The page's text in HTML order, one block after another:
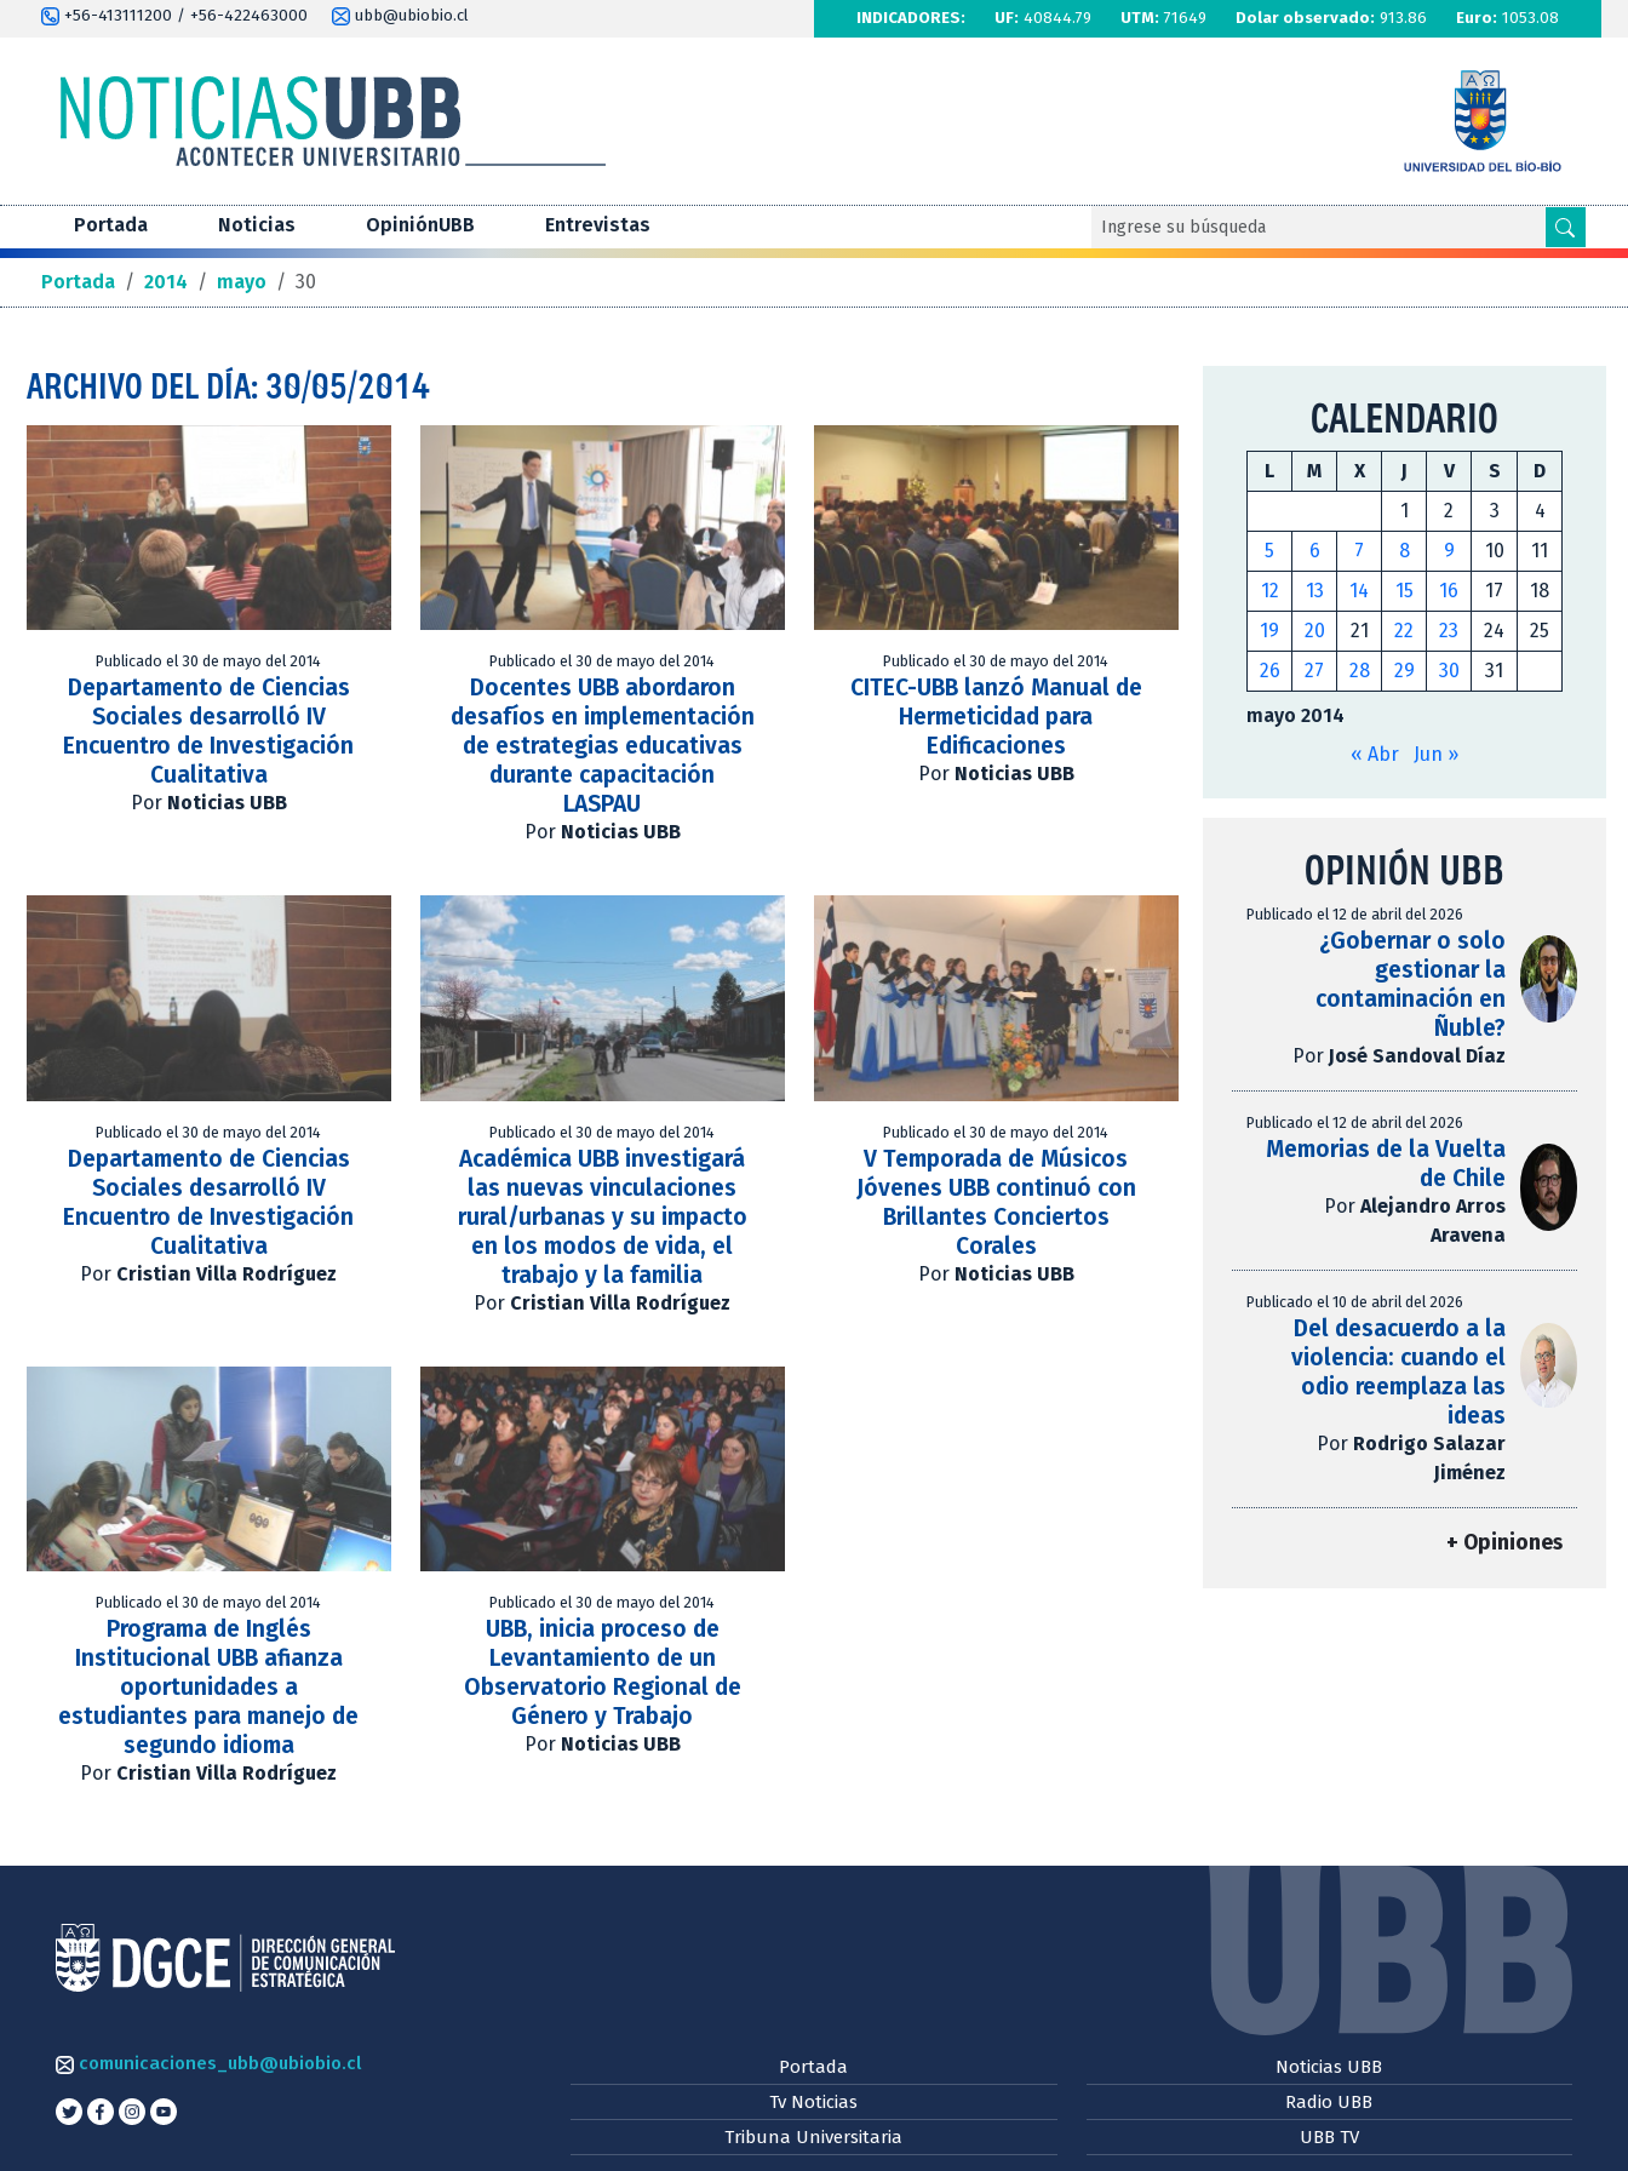
+56-413111200 / +56-422463000 ubb@ubiobio.cl INDICADORES: UF: 40844.79 UTM: 71649 Dolar observado: 913.86 Euro: 1053.08
Portada Noticias OpiniónUBB Entrevistas
Portada / 2014 / mayo / 30
ARCHIVO DEL DÍA: 30/05/2014
Publicado el 30 de mayo del 2014
Departamento de Ciencias
Sociales desarrolló IV
Encuentro de Investigación
Cualitativa
Por Noticias UBB
Publicado el 30 de mayo del 2014
Docentes UBB abordaron
desafíos en implementación
de estrategias educativas
durante capacitación
LASPAU
Por Noticias UBB
Publicado el 30 de mayo del 2014
CITEC-UBB lanzó Manual de
Hermeticidad para
Edificaciones
Por Noticias UBB
Publicado el 30 de mayo del 2014
Departamento de Ciencias
Sociales desarrolló IV
Encuentro de Investigación
Cualitativa
Por Cristian Villa Rodríguez
Publicado el 30 de mayo del 2014
Académica UBB investigará
las nuevas vinculaciones
rural/urbanas y su impacto
en los modos de vida, el
trabajo y la familia
Por Cristian Villa Rodríguez
Publicado el 30 de mayo del 2014
V Temporada de Músicos
Jóvenes UBB continuó con
Brillantes Conciertos
Corales
Por Noticias UBB
Publicado el 30 de mayo del 2014
Programa de Inglés
Institucional UBB afianza
oportunidades a
estudiantes para manejo de
segundo idioma
Por Cristian Villa Rodríguez
Publicado el 30 de mayo del 2014
UBB, inicia proceso de
Levantamiento de un
Observatorio Regional de
Género y Trabajo
Por Noticias UBB
CALENDARIO
mayo 2014
L M X J V S
D
1
2 3
4
5
6 7 8 9 10
11
12
13 14 15 16 17
18
19
20 21 22 23 24
25
26
27 28 29 30 31
« Abr Jun »
OPINIÓN UBB
Publicado el 12 de abril del 2026
¿Gobernar o solo
gestionar la
contaminación en
Ñuble?
Por José Sandoval Díaz
Publicado el 12 de abril del 2026
Memorias de la Vuelta
de Chile
Por Alejandro Arros
Aravena
Publicado el 10 de abril del 2026
Del desacuerdo a la
violencia: cuando el
odio reemplaza las
ideas
Por Rodrigo Salazar
Jiménez
+ Opiniones
comunicaciones_ubb@ubiobio.cl
Portada
Tv Noticias
Tribuna Universitaria
Noticias UBB
Radio UBB
UBB TV